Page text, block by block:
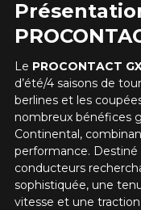
Le PROCONTACT
d’été/4 saisons de
berlines et les
nombreux bénéfices
Continental,
performance.
conducteurs
sophistiquée, une
vitesse et une
KM parcourus
Style de conduite
VOICI LES
Que